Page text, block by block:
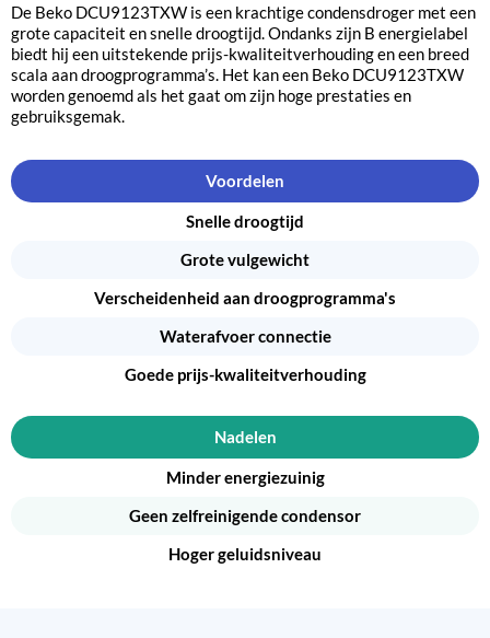
De Beko DCU9123TXW is een krachtige condensdroger met een
grote capaciteit en snelle droogtijd. Ondanks zijn B energielabel
biedt hij een uitstekende prijs-kwaliteitverhouding en een breed
scala aan droogprogramma’s. Het kan een Beko DCU9123TXW
worden genoemd als het gaat om zijn hoge prestaties en
gebruiksgemak.
Voordelen
Snelle droogtijd
Grote vulgewicht
Verscheidenheid aan droogprogramma's
Waterafvoer connectie
Goede prijs-kwaliteitverhouding
Nadelen
Minder energiezuinig
Geen zelfreinigende condensor
Hoger geluidsniveau